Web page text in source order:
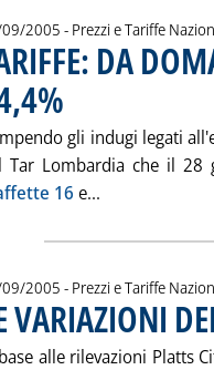
2005 - Prezzi e Tariffe
DA
gli indugi legati
Tar Lombardia che il 28
16 e...
2005 - Prezzi e Tariffe
VARIAZIONI
alle rilevazioni Platts